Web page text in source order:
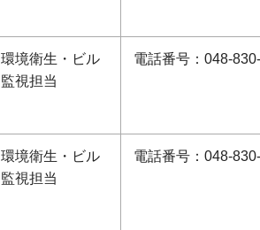
環境衛生・ビル
監視担当
電話番号：048-
環境衛生・ビル
監視担当
電話番号：048-